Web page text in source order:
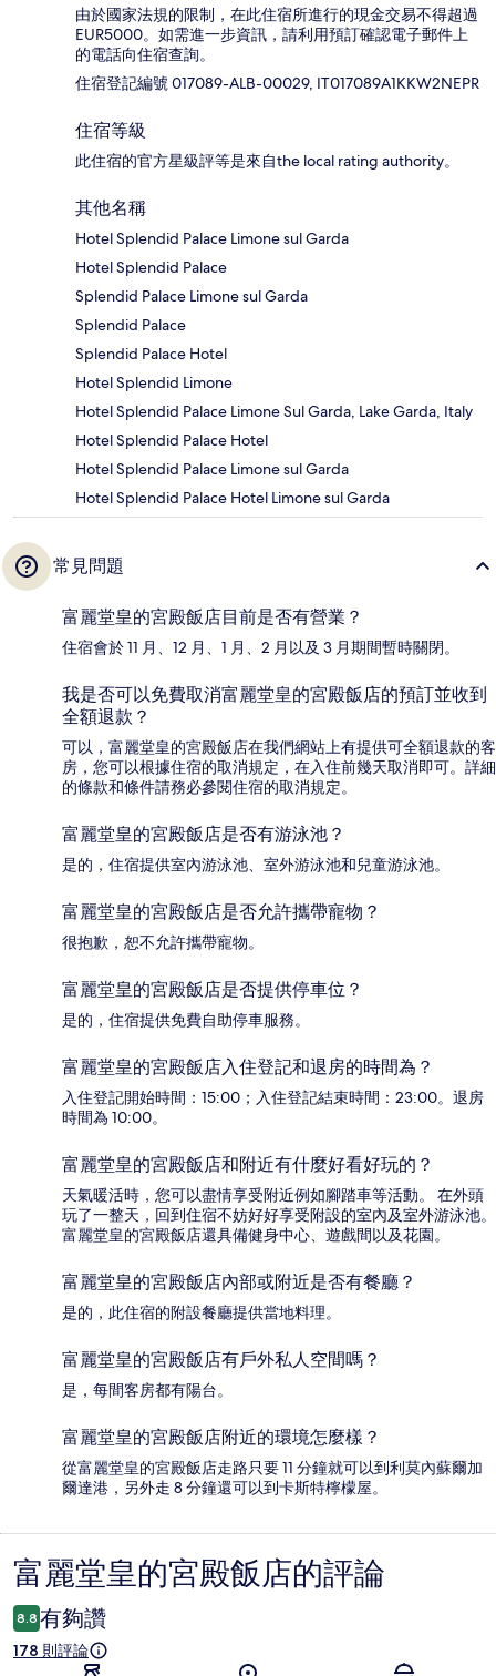
由於國家法規的限制，在此住宿所進行的現金交易不得超過
EUR5000。如需進一步資訊，請利用預訂確認電子郵件上
的電話向住宿查詢。
住宿登記編號 017089-ALB-00029, IT017089A1KKW2NEPR
住宿等級
此住宿的官方星級評等是來自the local rating authority。
其他名稱
Hotel Splendid Palace Limone sul Garda
Hotel Splendid Palace
Splendid Palace Limone sul Garda
Splendid Palace
Splendid Palace Hotel
Hotel Splendid Limone
Hotel Splendid Palace Limone Sul Garda, Lake Garda, Italy
Hotel Splendid Palace Hotel
Hotel Splendid Palace Limone sul Garda
Hotel Splendid Palace Hotel Limone sul Garda
常見問題
富麗堂皇的宮殿飯店目前是否有營業？
住宿會於 11 月、12 月、1 月、2 月以及 3 月期間暫時關閉。
我是否可以免費取消富麗堂皇的宮殿飯店的預訂並收到
全額退款？
可以，富麗堂皇的宮殿飯店在我們網站上有提供可全額退款的客
房，您可以根據住宿的取消規定，在入住前幾天取消即可。詳細
的條款和條件請務必參閱住宿的取消規定。
富麗堂皇的宮殿飯店是否有游泳池？
是的，住宿提供室內游泳池、室外游泳池和兒童游泳池。
富麗堂皇的宮殿飯店是否允許攜帶寵物？
很抱歉，恕不允許攜帶寵物。
富麗堂皇的宮殿飯店是否提供停車位？
是的，住宿提供免費自助停車服務。
富麗堂皇的宮殿飯店入住登記和退房的時間為？
入住登記開始時間：15:00；入住登記結束時間：23:00。退房
時間為 10:00。
富麗堂皇的宮殿飯店和附近有什麼好看好玩的？
天氣暖活時，您可以盡情享受附近例如腳踏車等活動。 在外頭
玩了一整天，回到住宿不妨好好享受附設的室內及室外游泳池。
富麗堂皇的宮殿飯店還具備健身中心、遊戲間以及花園。
富麗堂皇的宮殿飯店內部或附近是否有餐廳？
是的，此住宿的附設餐廳提供當地料理。
富麗堂皇的宮殿飯店有戶外私人空間嗎？
是，每間客房都有陽台。
富麗堂皇的宮殿飯店附近的環境怎麼樣？
從富麗堂皇的宮殿飯店走路只要 11 分鐘就可以到利莫內蘇爾加
爾達港，另外走 8 分鐘還可以到卡斯特檸檬屋。
評
論
富麗堂皇的宮殿飯店的評論
8.8 有夠讚
178 則評論